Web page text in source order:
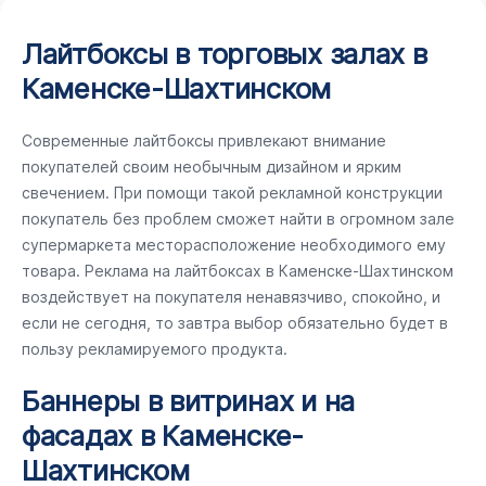
Лайтбоксы в торговых залах в
Каменске-Шахтинском
Современные лайтбоксы привлекают внимание
покупателей своим необычным дизайном и ярким
свечением. При помощи такой рекламной конструкции
покупатель без проблем сможет найти в огромном зале
супермаркета месторасположение необходимого ему
товара. Реклама на лайтбоксах в Каменске-Шахтинском
воздействует на покупателя ненавязчиво, спокойно, и
если не сегодня, то завтра выбор обязательно будет в
пользу рекламируемого продукта.
Баннеры в витринах и на
фасадах в Каменске-
Шахтинском